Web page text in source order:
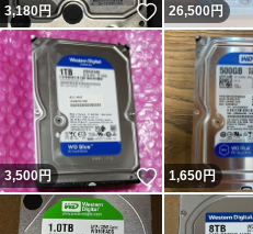
3,180円 いいね！
26,500円
3,500円 いいね！
1,650円